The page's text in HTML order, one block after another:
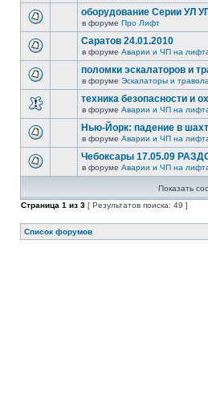
оборудование Серии УЛ
в форуме Про Лифт
Саратов 24.01.2010
в форуме Аварии и ЧП на
поломки эскалаторов и
в форуме Эскалаторы и
техника безопасности и
в форуме Аварии и ЧП на
Нью-Йорк: падение в
в форуме Аварии и ЧП на
Чебоксары 17.05.09
в форуме Аварии и ЧП на
Показать
Страница 1 из 3 [ Результатов поиска: 49 ]
Список форумов